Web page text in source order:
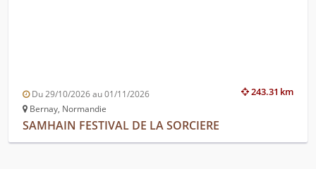
243.31 km
Du 29/10/2026 au 01/11/2026
Bernay, Normandie
SAMHAIN FESTIVAL DE LA SORCIERE